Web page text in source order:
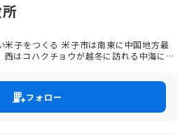
市は南東に中国地方最
はコハクチョウが越冬に訪れる中海に囲
市民は明るく開放的で訪れる人たちを快く
ん行っ
化し、まちづくりに終わりはありません。
フォロー